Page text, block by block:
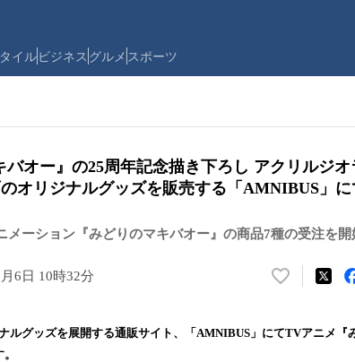
イルビジネス グルメ スポーツ
オー』の25周年記念描き下ろし アクリルジ
オリジナルグッズを販売する「AMNIBUS」に
メーション『みどりのマキバオー』の商品7種の受注を開
6日 10時32分
い
！
ルグッズを展開する通販サイト、「AMNIBUS」にてTVアニメ『